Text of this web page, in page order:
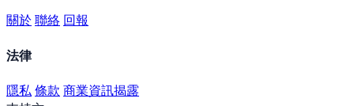
關於聯絡 回報
法律
隱私條款 商業資訊揭露